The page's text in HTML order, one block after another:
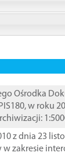
Ośrodka
w roku
z dnia 23
zakresie